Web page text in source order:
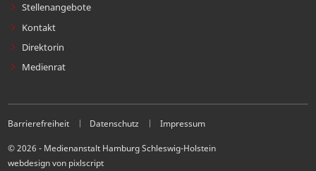
Stellenangebote
Kontakt
Direktorin
Medienrat
Barrierefreiheit Datenschutz Impressum
© 2026 - Medienanstalt Hamburg Schleswig-Holstein
webdesign von pixlscript